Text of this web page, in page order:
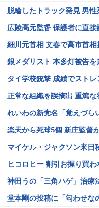
脱輪したトラック発見 男性
広陵高元監督 保護者に直接
細川元首相 文春で高市首相
銀メダリスト 本多灯被告を
タイ学校銃撃 成績でストレ
正常な組織を誤摘出 重篤な
れいわの新党名「覚えづら
楽天から死球5個 新庄監督
マイケル・ジャクソン来日
ヒコロヒー 割引お握り買わ
神田うの「三角ハゲ」治療
堂本剛の投稿に「匂わせな